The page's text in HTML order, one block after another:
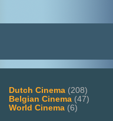
Dutch Cinema (208)
Belgian Cinema (47)
World Cinema (6)